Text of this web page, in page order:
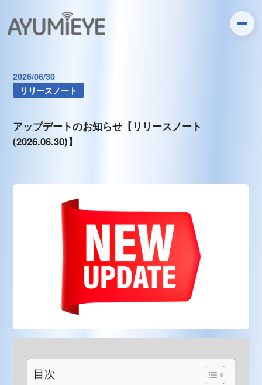
2026/06/30
リリースノート
アップデートのお知らせ【リリースノート
(2026.06.30)】
目次